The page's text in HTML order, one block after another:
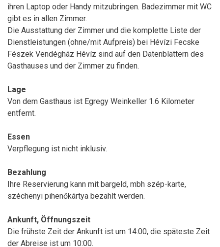
ihren Laptop oder Handy mitzubringen. Badezimmer mit WC
gibt es in allen Zimmer.
Die Ausstattung der Zimmer und die komplette Liste der
Dienstleistungen (ohne/mit Aufpreis) bei Hévízi Fecske
Fészek Vendégház Hévíz sind auf den Datenblättern des
Gasthauses und der Zimmer zu finden.
Lage
Von dem Gasthaus ist Egregy Weinkeller 1.6 Kilometer
entfernt.
Essen
Verpflegung ist nicht inklusiv.
Bezahlung
Ihre Reservierung kann mit bargeld, mbh szép-karte,
széchenyi pihenőkártya bezahlt werden.
Ankunft, Öffnungszeit
Die frühste Zeit der Ankunft ist um 14:00, die späteste Zeit
der Abreise ist um 10:00.